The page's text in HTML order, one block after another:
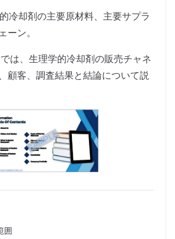
冷却剤の主要原材料、主要サプラ
ーン。
は、生理学的冷却剤の販売チャネ
顧客、調査結果と結論について説
囲